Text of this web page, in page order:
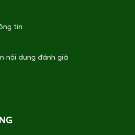
tin
nội dung đánh giá